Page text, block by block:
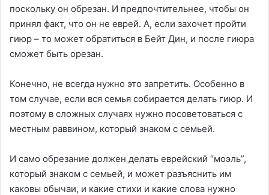
поскольку он обрезан. И предпочтительнее, чтобы он
принял факт, что он не еврей. А, если захочет пройти
гиюр – то может обратиться в Бейт Дин, и после гиюра
сможет быть орезан.
Конечно, не всегда нужно это запретить. Особенно в
том случае, если вся семья собирается делать гиюр. И
поэтому в сложных случаях нужно посоветоваться с
местным раввином, который знаком с семьей.
И само обрезание должен делать еврейский “моэль”,
который знаком с семьей, и может разъяснить им
каковы обычаи, и какие стихи и какие слова нужно